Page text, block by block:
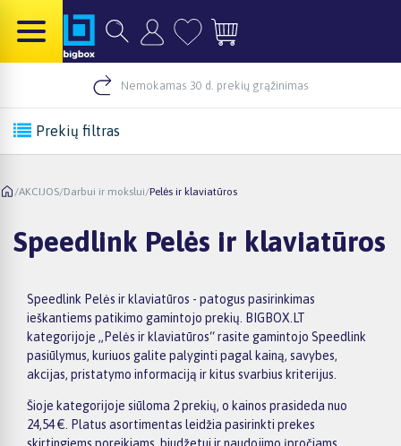
Nemokamas 30 d. prekių grąžinimas
Prekių filtras
/AKCIJOS/Darbui ir mokslui/Pelės ir klaviatūros
Speedlink Pelės ir klaviatūros
Speedlink Pelės ir klaviatūros - patogus pasirinkimas
ieškantiems patikimo gamintojo prekių. BIGBOX.LT
kategorijoje „Pelės ir klaviatūros“ rasite gamintojo Speedlink
pasiūlymus, kuriuos galite palyginti pagal kainą, savybes,
akcijas, pristatymo informaciją ir kitus svarbius kriterijus.
Šioje kategorijoje siūloma 2 prekių, o kainos prasideda nuo
24,54 €. Platus asortimentas leidžia pasirinkti prekes